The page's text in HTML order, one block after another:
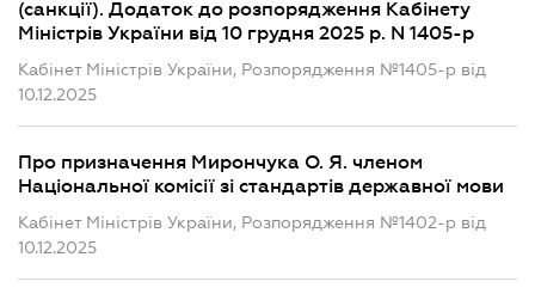
(санкції). Додаток до розпорядження Кабінету
Міністрів України від 10 грудня 2025 р. N 1405-р
Кабінет Міністрів України, Розпорядження №1405-р від
10.12.2025
Про призначення Мирончука О. Я. членом
Національної комісії зі стандартів державної мови
Кабінет Міністрів України, Розпорядження №1402-р від
10.12.2025